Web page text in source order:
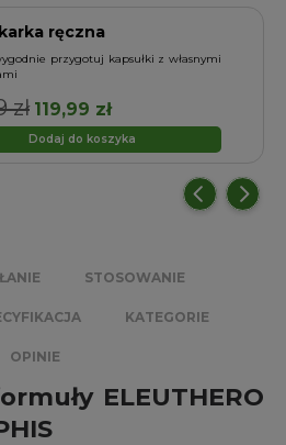
ręczna
przygotuj kapsułki z własnymi
zł Pierwotna
cena
119,99 złAktualna
cena
Dodaj do koszyka
STOSOWANIE
KATEGORIE
OPINIE
ELEUTHERO